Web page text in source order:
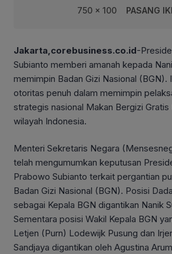
750 x 100 PASANG
Jakarta,corebusiness.co.id-
Subianto memberi amanah kepada
memimpin Badan Gizi Nasional (BGN).
otoritas penuh dalam memimpin
strategis nasional Makan Bergizi
wilayah Indonesia.
Menteri Sekretaris Negara
telah mengumumkan keputusan
Prabowo Subianto terkait pergantian
Badan Gizi Nasional (BGN). Posisi
sebagai Kepala BGN digantikan Nanik
Sementara posisi Wakil Kepala BGN
Letjen (Purn) Lodewijk Pusung dan
Sandjaya digantikan oleh Agustina